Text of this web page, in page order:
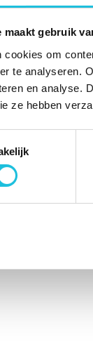
maakt gebruik
cookies om
te analyseren.
en analyse.
ze hebben
2026 Merin. Alle